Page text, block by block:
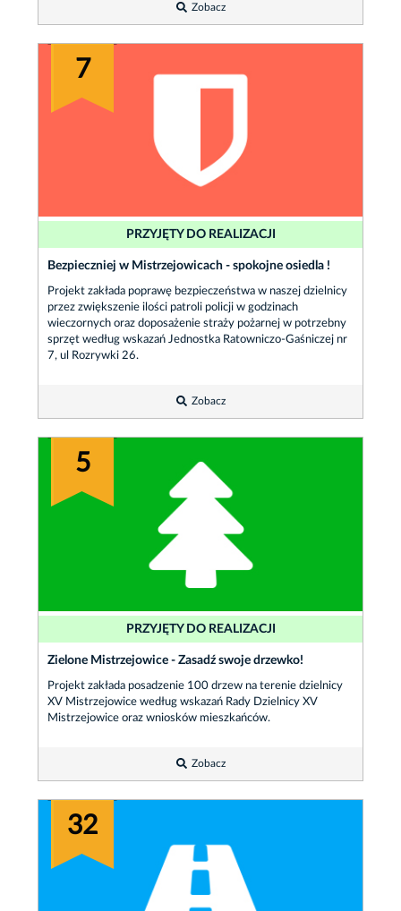
Zobacz
7
PRZYJĘTY DO REALIZACJI
Bezpieczniej w Mistrzejowicach - spokojne osiedla !
Projekt zakłada poprawę bezpieczeństwa w naszej dzielnicy
przez zwiększenie ilości patroli policji w godzinach
wieczornych oraz doposażenie straży pożarnej w potrzebny
sprzęt według wskazań Jednostka Ratowniczo-Gaśniczej nr
7, ul Rozrywki 26.
Zobacz
5
PRZYJĘTY DO REALIZACJI
Zielone Mistrzejowice - Zasadź swoje drzewko!
Projekt zakłada posadzenie 100 drzew na terenie dzielnicy
XV Mistrzejowice według wskazań Rady Dzielnicy XV
Mistrzejowice oraz wniosków mieszkańców.
Zobacz
32